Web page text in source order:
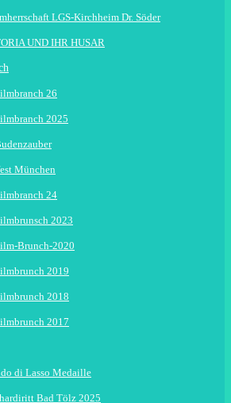
LGS-Kirchheim Dr. Söder
UND IHR HUSAR
26
2025
München
24
2023
Brunch-2020
2019
2018
2017
di Lasso Medaille
Bad Tölz 2025